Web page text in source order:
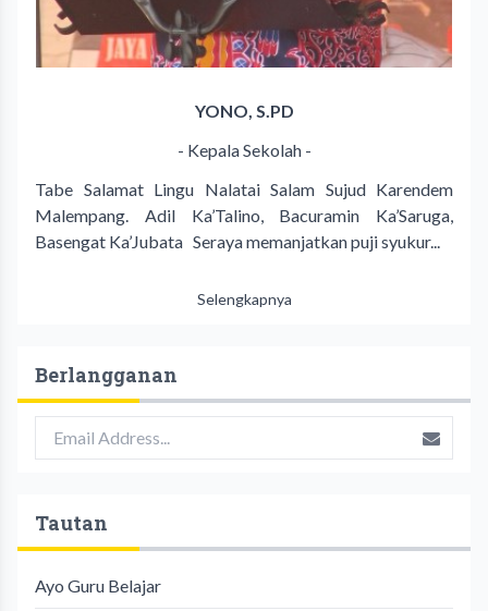
YONO, S.PD
- Kepala Sekolah -
Tabe Salamat Lingu Nalatai Salam Sujud Karendem
Malempang. Adil Ka’Talino, Bacuramin Ka’Saruga,
Basengat Ka’Jubata Seraya memanjatkan puji syukur...
Selengkapnya
Berlangganan
Tautan
Ayo Guru Belajar